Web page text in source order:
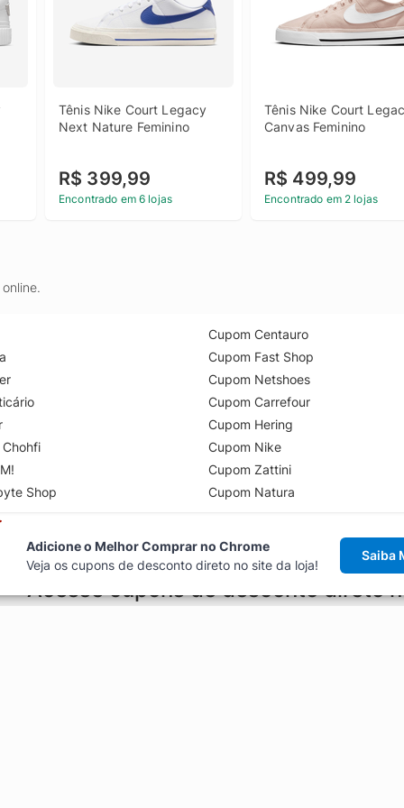
Tênis Nike Court Legacy
Next Nature Feminino
R$ 399,99
Encontrado em 6 lojas
Tênis Nike Court
Canvas Feminino
R$ 499,99
Encontrado em 2 lojas
Shop
Cupom Centauro
Cupom Fast Shop
Cupom Netshoes
Cupom Carrefour
Cupom Hering
Cupom Nike
Cupom Zattini
Cupom Natura
Acesse cupons de desconto direto
Adicione o Melhor Comprar no Chrome
Veja os cupons de desconto direto no site da loja!
Saiba